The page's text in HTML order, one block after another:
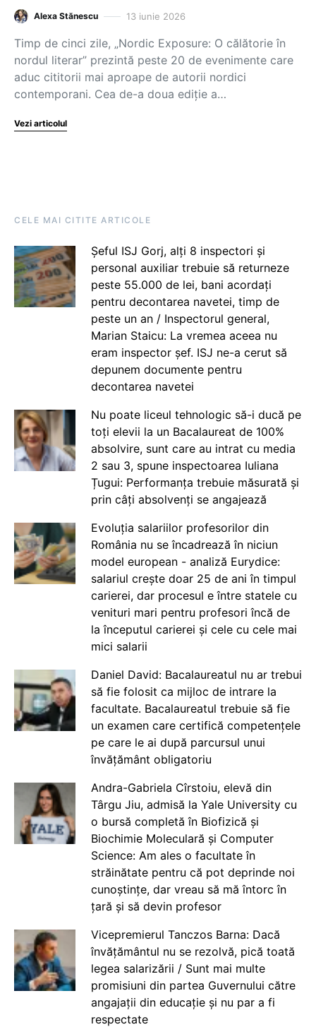
Alexa Stănescu 13 iunie 2026
Timp de cinci zile, „Nordic Exposure: O călătorie în
nordul literar” prezintă peste 20 de evenimente care
aduc cititorii mai aproape de autorii nordici
contemporani. Cea de-a doua ediție a…
Vezi articolul
CELE MAI CITITE ARTICOLE
Șeful ISJ Gorj, alți 8 inspectori și
personal auxiliar trebuie să returneze
peste 55.000 de lei, bani acordați
pentru decontarea navetei, timp de
peste un an / Inspectorul general,
Marian Staicu: La vremea aceea nu
eram inspector șef. ISJ ne-a cerut să
depunem documente pentru
decontarea navetei
Nu poate liceul tehnologic să-i ducă pe
toți elevii la un Bacalaureat de 100%
absolvire, sunt care au intrat cu media
2 sau 3, spune inspectoarea Iuliana
Țugui: Performanța trebuie măsurată și
prin câți absolvenți se angajează
Evoluția salariilor profesorilor din
România nu se încadrează în niciun
model european - analiză Eurydice:
salariul crește doar 25 de ani în timpul
carierei, dar procesul e între statele cu
venituri mari pentru profesori încă de
la începutul carierei și cele cu cele mai
mici salarii
Daniel David: Bacalaureatul nu ar trebui
să fie folosit ca mijloc de intrare la
facultate. Bacalaureatul trebuie să fie
un examen care certifică competențele
pe care le ai după parcursul unui
învățământ obligatoriu
Andra-Gabriela Cîrstoiu, elevă din
Târgu Jiu, admisă la Yale University cu
o bursă completă în Biofizică și
Biochimie Moleculară și Computer
Science: Am ales o facultate în
străinătate pentru că pot deprinde noi
cunoștințe, dar vreau să mă întorc în
țară și să devin profesor
Vicepremierul Tanczos Barna: Dacă
învățământul nu se rezolvă, pică toată
legea salarizării / Sunt mai multe
promisiuni din partea Guvernului către
angajații din educație și nu par a fi
respectate